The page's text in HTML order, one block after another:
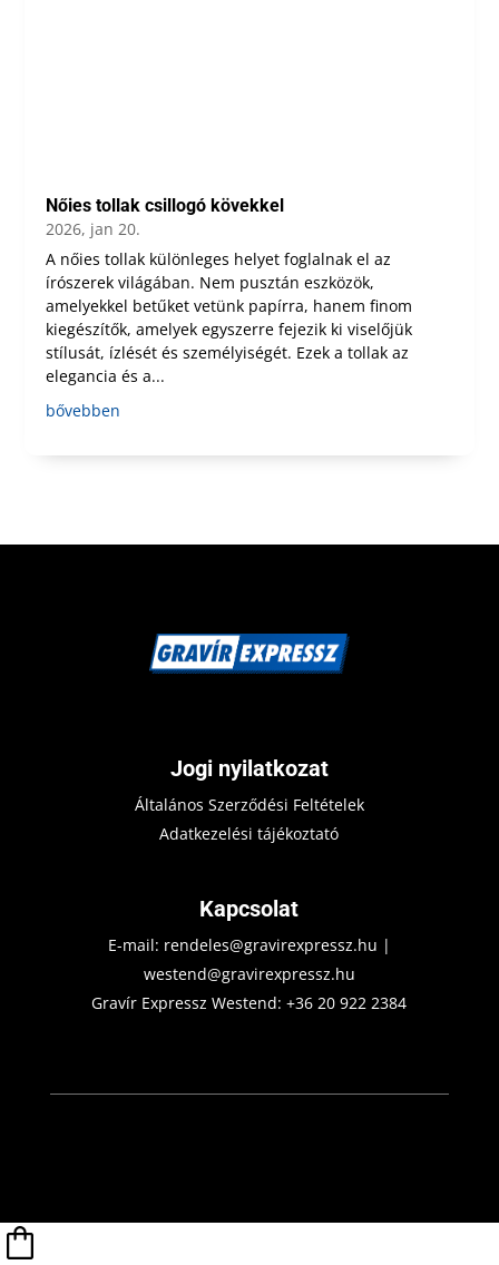
Nőies tollak csillogó kövekkel
2026, jan 20.
A nőies tollak különleges helyet foglalnak el az
írószerek világában. Nem pusztán eszközök,
amelyekkel betűket vetünk papírra, hanem finom
kiegészítők, amelyek egyszerre fejezik ki viselőjük
stílusát, ízlését és személyiségét. Ezek a tollak az
elegancia és a...
bővebben
Jogi nyilatkozat
Általános Szerződési Feltételek
Adatkezelési tájékoztató
Kapcsolat
E-mail: rendeles@gravirexpressz.hu |
westend@gravirexpressz.hu
Gravír Expressz Westend:+36 20 922 2384